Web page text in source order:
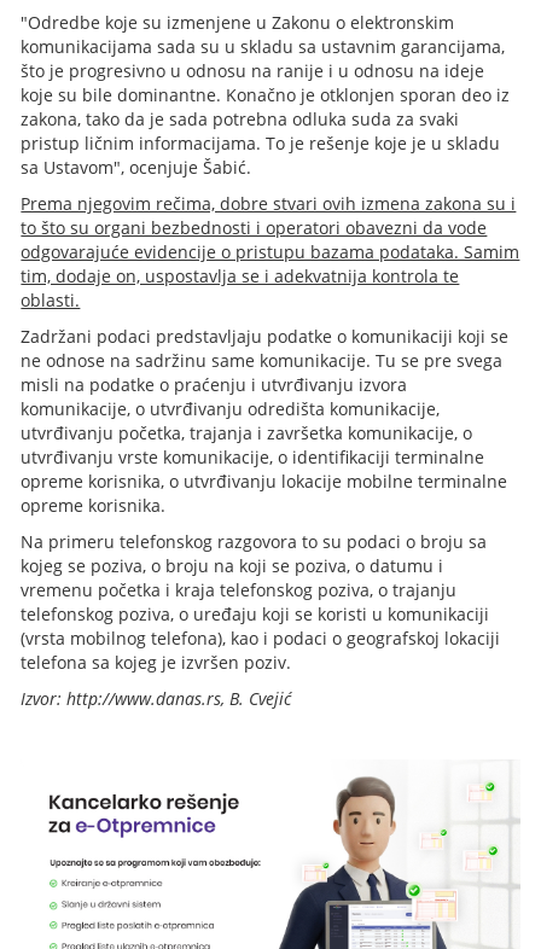
"Odredbe koje su izmenjene u Zakonu o elektronskim
komunikacijama sada su u skladu sa ustavnim garancijama,
što je progresivno u odnosu na ranije i u odnosu na ideje
koje su bile dominantne. Konačno je otklonjen sporan deo iz
zakona, tako da je sada potrebna odluka suda za svaki
pristup ličnim informacijama. To je rešenje koje je u skladu
sa Ustavom", ocenjuje Šabić.
Prema njegovim rečima, dobre stvari ovih izmena zakona su i
to što su organi bezbednosti i operatori obavezni da vode
odgovarajuće evidencije o pristupu bazama podataka. Samim
tim, dodaje on, uspostavlja se i adekvatnija kontrola te
oblasti.
Zadržani podaci predstavljaju podatke o komunikaciji koji se
ne odnose na sadržinu same komunikacije. Tu se pre svega
misli na podatke o praćenju i utvrđivanju izvora
komunikacije, o utvrđivanju odredišta komunikacije,
utvrđivanju početka, trajanja i završetka komunikacije, o
utvrđivanju vrste komunikacije, o identifikaciji terminalne
opreme korisnika, o utvrđivanju lokacije mobilne terminalne
opreme korisnika.
Na primeru telefonskog razgovora to su podaci o broju sa
kojeg se poziva, o broju na koji se poziva, o datumu i
vremenu početka i kraja telefonskog poziva, o trajanju
telefonskog poziva, o uređaju koji se koristi u komunikaciji
(vrsta mobilnog telefona), kao i podaci o geografskoj lokaciji
telefona sa kojeg je izvršen poziv.
Izvor: http://www.danas.rs, B. Cvejić